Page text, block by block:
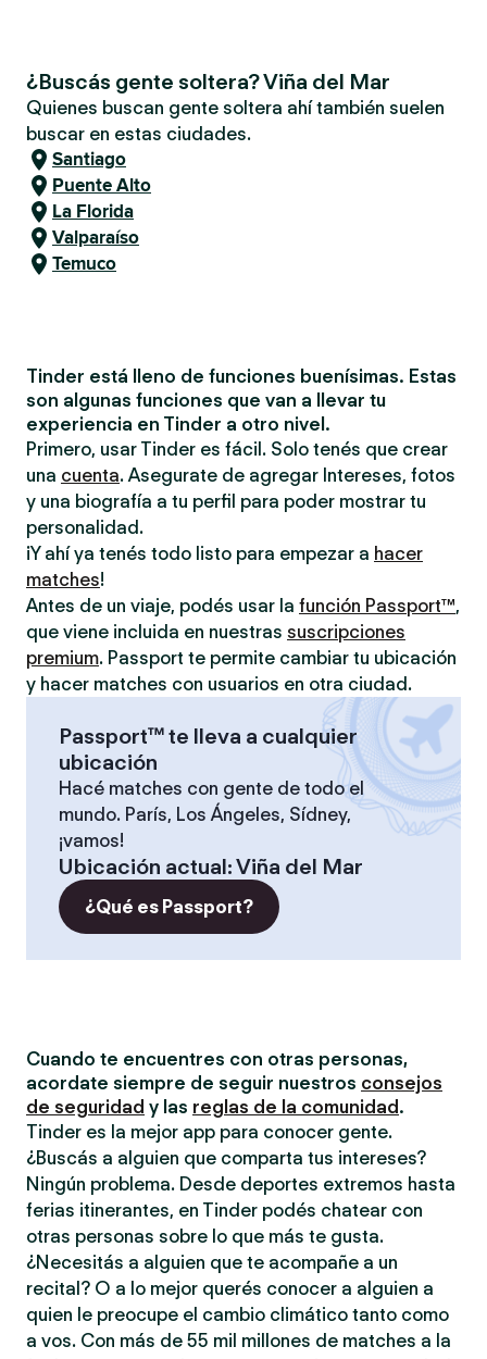
¿Buscás gente soltera? Viña del Mar
Quienes buscan gente soltera ahí también suelen
buscar en estas ciudades.
Santiago
Puente Alto
La Florida
Valparaíso
Temuco
Tinder está lleno de funciones buenísimas. Estas
son algunas funciones que van a llevar tu
experiencia en Tinder a otro nivel.
Primero, usar Tinder es fácil. Solo tenés que crear
una cuenta. Asegurate de agregar Intereses, fotos
y una biografía a tu perfil para poder mostrar tu
personalidad.
¡Y ahí ya tenés todo listo para empezar a hacer
matches!
Antes de un viaje, podés usar la función Passport™,
que viene incluida en nuestras suscripciones
premium. Passport te permite cambiar tu ubicación
y hacer matches con usuarios en otra ciudad.
Passport™ te lleva a cualquier
ubicación
Hacé matches con gente de todo el
mundo. París, Los Ángeles, Sídney,
¡vamos!
Ubicación actual:Viña del Mar
¿Qué es Passport?
Cuando te encuentres con otras personas,
acordate siempre de seguir nuestros consejos
de seguridad y las reglas de la comunidad .
Tinder es la mejor app para conocer gente.
¿Buscás a alguien que comparta tus intereses?
Ningún problema. Desde deportes extremos hasta
ferias itinerantes, en Tinder podés chatear con
otras personas sobre lo que más te gusta.
¿Necesitás a alguien que te acompañe a un
recital? O a lo mejor querés conocer a alguien a
quien le preocupe el cambio climático tanto como
a vos. Con más de 55 mil millones de matches a la